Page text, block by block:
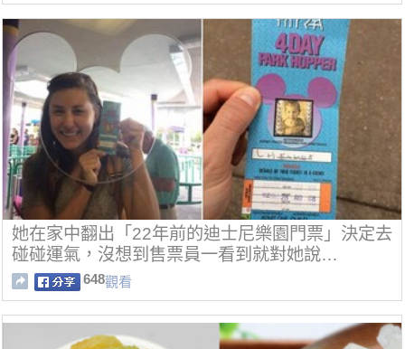
她在家中翻出「22年前的迪士尼樂園門票」決定去
碰碰運氣，沒想到售票員一看到就對她說…
648觀看